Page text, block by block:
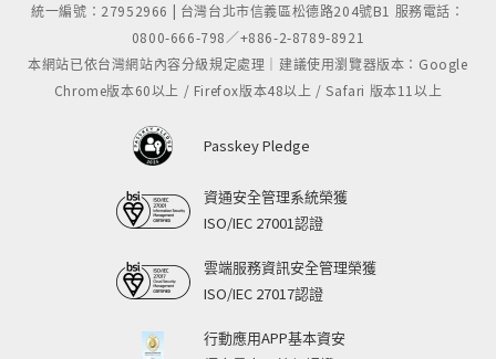
統一編號：27952966 | 台灣台北市信義區松德路204號B1 服務電話：
0800-666-798／+886-2-8789-8921
本網站已依台灣網站內容分級規定處理｜建議使用瀏覽器版本：Google
Chrome版本60以上 / Firefox版本48以上 / Safari 版本11以上
Passkey Pledge
資通安全管理系統榮獲
ISO/IEC 27001認證
雲端服務資訊安全管理榮獲
ISO/IEC 27017認證
行動應用APP基本資安